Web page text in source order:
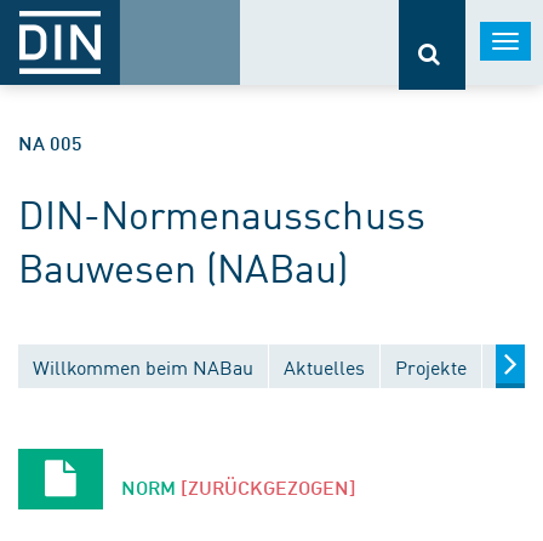
NA 005
DIN-Normenausschuss
Bauwesen (NABau)
Willkommen beim NABau Aktuelles Projekte
NORM [ZURÜCKGEZOGEN]